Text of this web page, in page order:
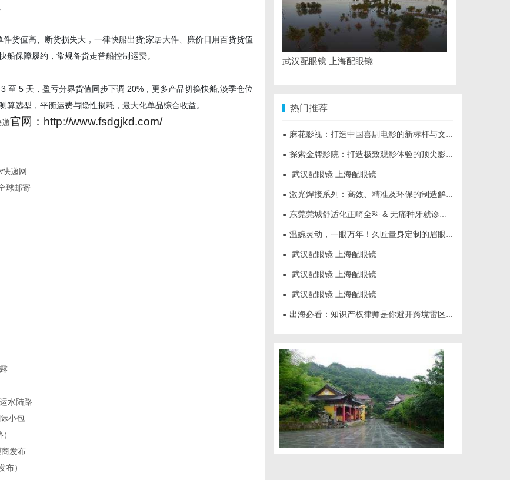
值高、断货损失大，一律快船出货;家居大件、廉价日用百货货值
保障履约，常规备货走普船控制运费。
5 天，盈亏分界货值同步下调 20%，更多产品切换快船;淡季仓位
选型，平衡运费与隐性损耗，最大化单品综合收益。
官网：http://www.fsdgjkd.com/
递网
球邮寄
水陆路
小包
发布
布）
武汉配眼镜 上海配眼镜
热门推荐
● 麻花影视：打造中国喜剧电影的新标杆与文化现象
● 探索金牌影院：打造极致观影体验的顶尖影院品牌
● 武汉配眼镜 上海配眼镜
● 激光焊接系列：高效、精准及环保的制造解决方案
● 东莞莞城舒适化正畸全科 & 无痛种牙就诊避坑攻略
● 温婉灵动，一眼万年！久匠量身定制的眉眼唇，才是你整张脸的点睛之笔！淡颜系女生的气质加分项
● 武汉配眼镜 上海配眼镜
● 武汉配眼镜 上海配眼镜
● 武汉配眼镜 上海配眼镜
● 出海必看：知识产权律师是你避开跨境雷区的安全垫